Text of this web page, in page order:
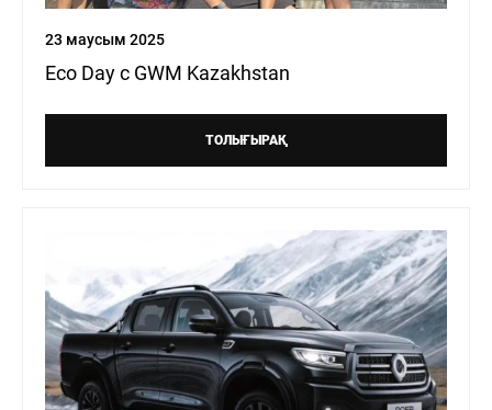
23 маусым 2025
Eco Day с GWM Kazakhstan
ТОЛЫҒЫРАҚ